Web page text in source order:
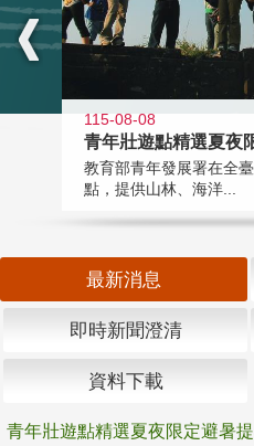
115-08-08
青年壯遊點精選夏夜
教育部青年發展署在全
點，提供山林、海洋...
最新消息
即時新聞澄清
資料下載